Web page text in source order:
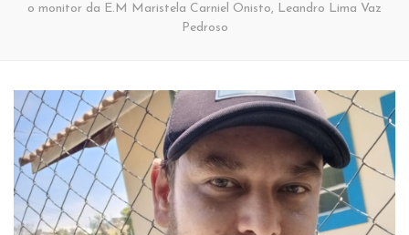
o monitor da E.M Maristela Carniel Onisto, Leandro Lima Vaz
Pedroso